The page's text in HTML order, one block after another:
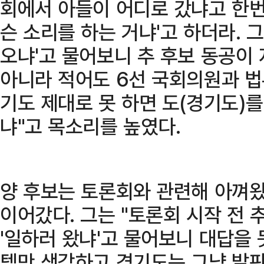
회에서 아들이 어디로 갔냐고 한
슨 소리를 하는 거냐'고 하더라.
오냐'고 물어보니 추 후보 동공
아니라 적어도 6선 국회의원과
기도 제대로 못 하면 도(경기도)
냐"고 목소리를 높였다.
양 후보는 토론회와 관련해 아껴
이어갔다. 그는 "토론회 시작 전
'일하러 왔냐'고 물어보니 대답을